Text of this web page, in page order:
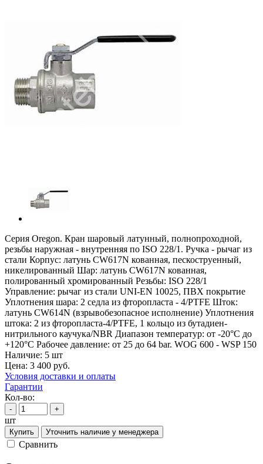
Серия Oregon. Кран шаровый латунный, полнопроходной,
резьбы наружная - внутренняя по ISO 228/1. Ручка - рычаг из
стали Корпус: латунь CW617N кованная, пескоструенный,
никелированный Шар: латунь CW617N кованная,
полированный хромированный Резьбы: ISO 228/1
Управление: рычаг из стали UNI-EN 10025, ПВХ покрытие
Уплотнения шара: 2 седла из фторопласта - 4/PTFE Шток:
латунь CW614N (взрывобезопасное исполнение) Уплотнения
штока: 2 из фторопласта-4/PTFE, 1 кольцо из бутадиен-
нитрильного каучука/NBR Диапазон температур: от -20°C до
+120°C Рабочее давление: от 25 до 64 bar. WOG 600 - WSP 150
Наличие: 5 шт
Цена: 3 400 руб.
Условия доставки и оплаты
Гарантии
Кол-во:
- +
шт
Купить Уточнить наличие у менеджера
Cравнить